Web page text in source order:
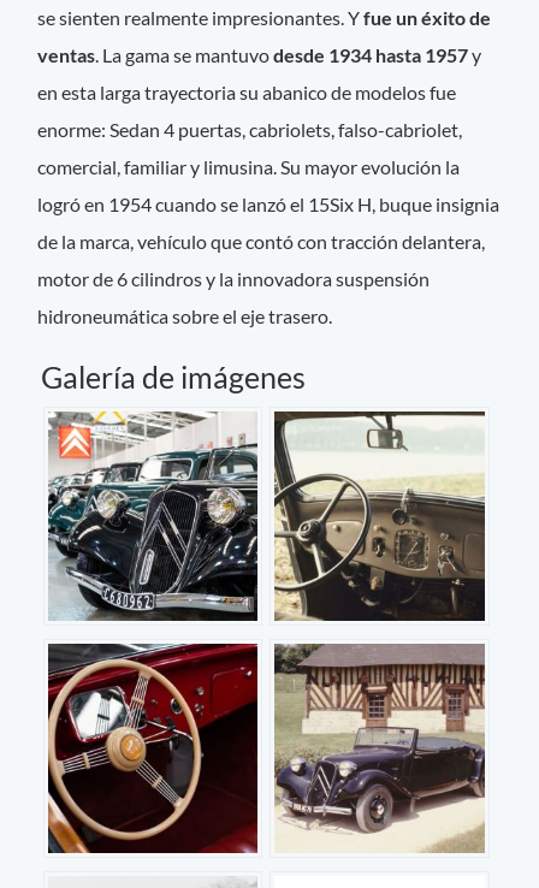
se sienten realmente impresionantes. Yfue un éxito de
ventas. La gama se mantuvodesde 1934 hasta 1957y
en esta larga trayectoria su abanico de modelos fue
enorme: Sedan 4 puertas, cabriolets, falso-cabriolet,
comercial, familiar y limusina. Su mayor evolución la
logró en 1954 cuando se lanzó el 15Six H, buque insignia
de la marca, vehículo que contó con tracción delantera,
motor de 6 cilindros y la innovadora suspensión
hidroneumática sobre el eje trasero.
Galería de imágenes